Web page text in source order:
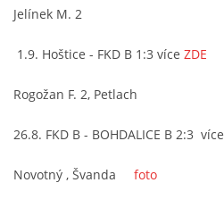
MLADŠÍ PŘÍPRAVKA R2014-2015
Jelínek M. 2
1.9. Hoštice - FKD B 1:3 více ZDE
Rogožan F. 2, Petlach
26.8. FKD B - BOHDALICE B 2:3 více
Novotný , Švanda foto